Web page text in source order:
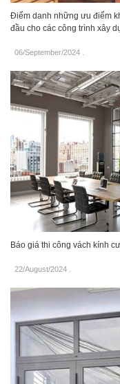
Điểm danh những ưu điểm
đầu cho các công trình xây
06/September/2024
Báo giá thi công vách kính
22/August/2024